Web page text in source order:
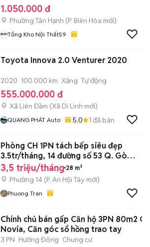
1.050.000 đ
Phường Tân Hạnh (P. Biên Hòa mới)
Tổng Kho Nội Thất59
Toyota Innova 2.0 Venturer 2020
2020 100.000 km Xăng Tự động
555.000.000 đ
Xã Liên Đầm (Xã Di Linh mới)
QUANG PHÁT Auto 5.0 1 đã bán
Phòng CH 1PN tách bếp siêu đẹp
3.5tr/tháng, 14 đường số 53 Q. Gò
Vấp.
3,5 triệu/tháng 28 m²
Phường 14 (P. An Hội Tây mới)
Phuong Tran
Chính chủ bán gấp Căn hộ 3PN 80m2 CC
Novia, Căn góc sổ hồng trao tay
3 PN Hướng Đông Chung cư